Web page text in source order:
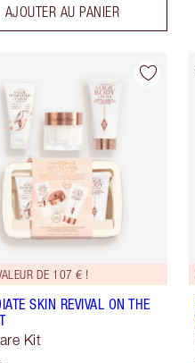
AJOUTER AU PANIER
DE 107 € !
SKIN REVIVAL ON THE
Kit